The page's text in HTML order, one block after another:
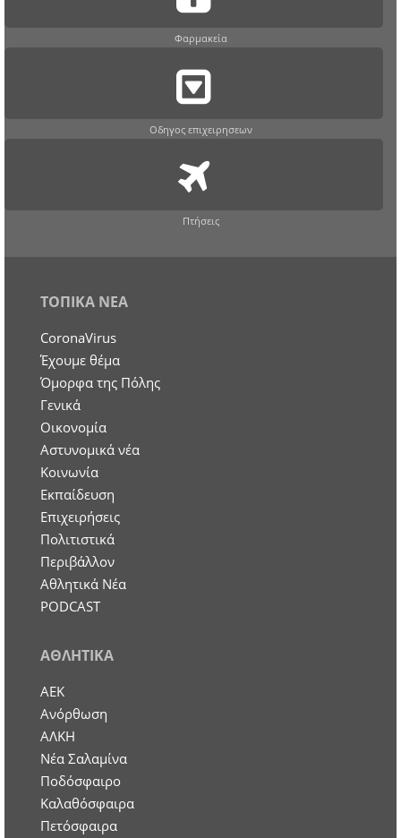
Φαρμακεία
Οδηγος επιχειρησεων
Πτήσεις
ΤΟΠΙΚΑ ΝΕΑ
CoronaVirus
Έχουμε θέμα
Όμορφα της Πόλης
Γενικά
Οικονομία
Aστυνομικά νέα
Κοινωνία
Εκπαίδευση
Επιχειρήσεις
Πολιτιστικά
Περιβάλλον
Αθλητικά Νέα
PODCAST
ΑΘΛΗΤΙΚΑ
ΑΕΚ
Ανόρθωση
ΑΛΚΗ
Νέα Σαλαμίνα
Ποδόσφαιρο
Καλαθόσφαιρα
Πετόσφαιρα